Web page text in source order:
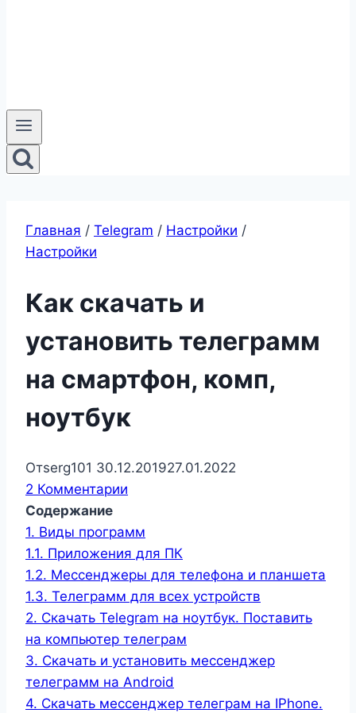
Главная / Telegram / Настройки /
Настройки
Как скачать и
установить телеграмм
на смартфон, комп,
ноутбук
Отserg101 30.12.201927.01.2022
2 Комментарии
Содержание
1. Виды программ
1.1. Приложения для ПК
1.2. Мессенджеры для телефона и планшета
1.3. Телеграмм для всех устройств
2. Скачать Telegram на ноутбук. Поставить
на компьютер телеграм
3. Скачать и установить мессенджер
телеграмм на Android
4. Скачать мессенджер телеграм на IPhone.